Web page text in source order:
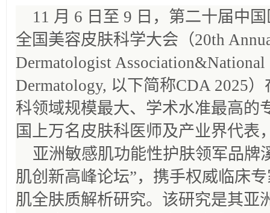
11 月 6 日至 9 日，第二十届中
全国美容皮肤科学大会（20th
Dermatologist Association&National
Dermatology, 以下简称CDA 2025
科领域规模最大、学术水准最高的
国上万名皮肤科医师及产业界代表
亚洲敏感肌功能性护肤领军品牌
肌创新高峰论坛”，携手权威临床
肌全肤质解析研究。该研究是其亚